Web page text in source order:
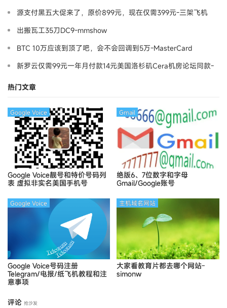
源支付黑五大促来了，原价899元，现在仅需399元-三架飞机
出搬瓦工35刀DC9-mmshow
BTC 10万应该到顶了吧，会不会回调到5万-MasterCard
新罗云仅需99元一年月付款14元美国洛杉矶Cera机房论坛同款-
热门文章
Google Voice靓号和特价号码列
表 虚拟非实名美国手机号
Google Voice
绝版6、7位数字和字母
Gmail/Google账号
Gmail
Google Voice号码注册
Telegram/电报/纸飞机教程和注
意事项
Google Voice
大家看教育片都去哪个网站-
simonw
主机域名网站
评论 抢沙发